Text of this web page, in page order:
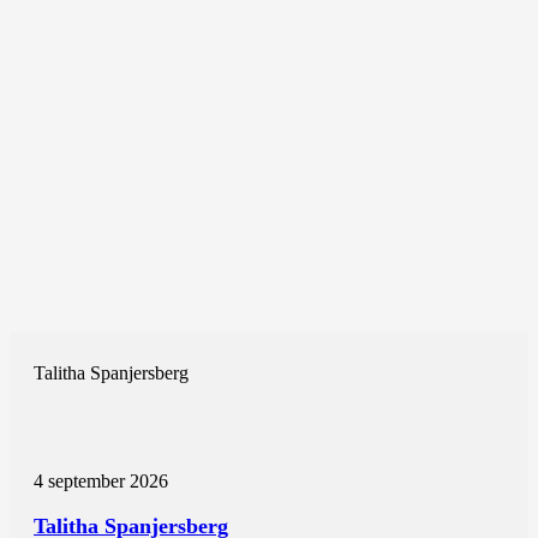
Talitha Spanjersberg
4 september 2026
Talitha Spanjersberg